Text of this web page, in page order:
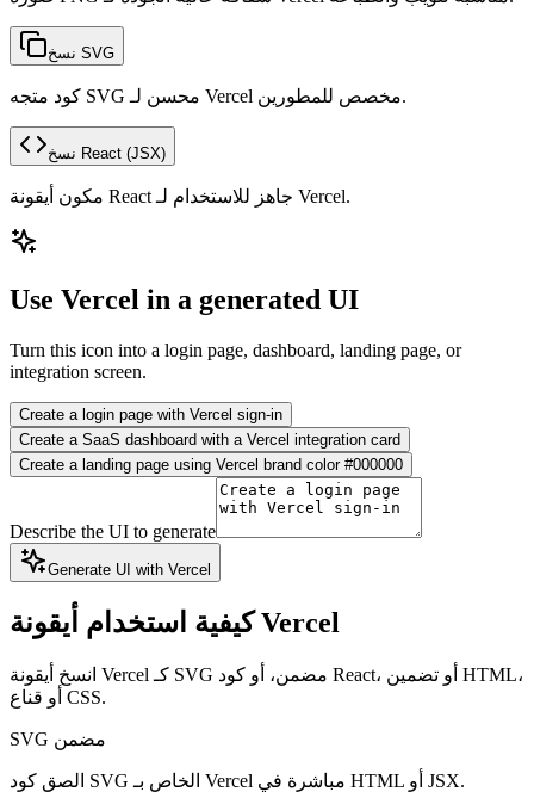
نسخ SVG
كود متجه SVG محسن لـ Vercel مخصص للمطورين.
نسخ React (JSX)
مكون أيقونة React جاهز للاستخدام لـ Vercel.
Use Vercel in a generated UI
Turn this icon into a login page, dashboard, landing page, or
integration screen.
Create a login page with Vercel sign-in
Create a SaaS dashboard with a Vercel integration card
Create a landing page using Vercel brand color #000000
Describe the UI to generate
Generate UI with Vercel
كيفية استخدام أيقونة Vercel
انسخ أيقونة Vercel كـ SVG مضمن، أو كود React، أو تضمين HTML،
أو قناع CSS.
SVG مضمن
الصق كود SVG الخاص بـ Vercel مباشرة في HTML أو JSX.